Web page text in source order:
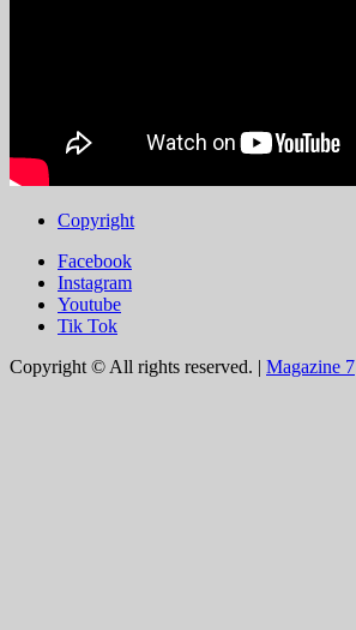
Copyright
Facebook
Instagram
Youtube
Tik Tok
Copyright © All rights reserved. | Magazine 7